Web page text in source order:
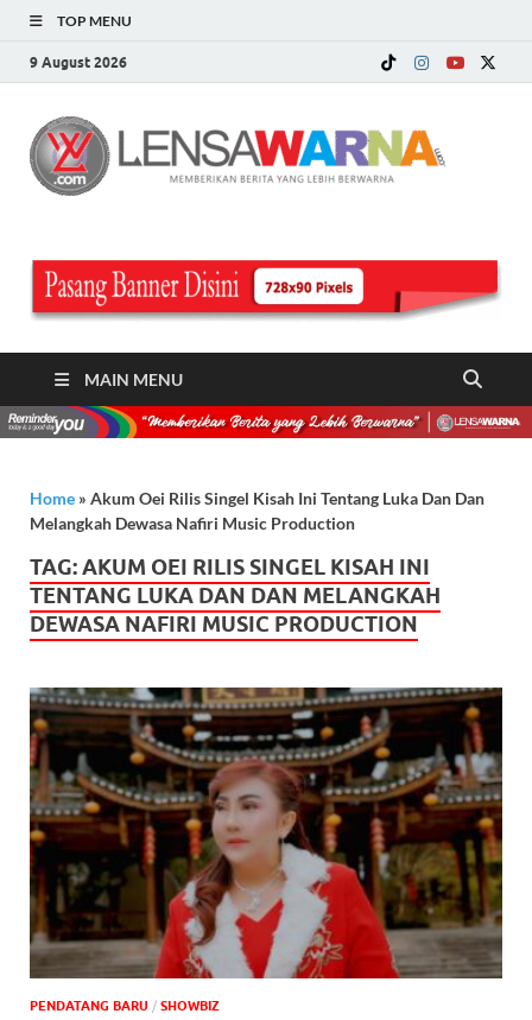
TOP MENU
9 August 2026
MAIN MENU
Home » Akum Oei Rilis Singel Kisah Ini Tentang Luka Dan Dan
Melangkah Dewasa Nafiri Music Production
TAG:AKUM OEI RILIS SINGEL KISAH INI
TENTANG LUKA DAN DAN MELANGKAH
DEWASA NAFIRI MUSIC PRODUCTION
PENDATANG BARU / ‎SHOWBIZ